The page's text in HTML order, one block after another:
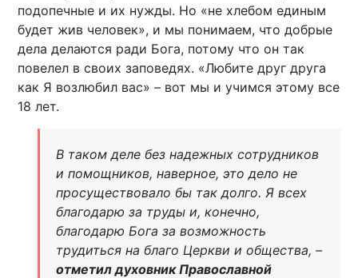
подопечные и их нужды. Но «не хлебом единым
будет жив человек», и мы понимаем, что добрые
дела делаются ради Бога, потому что он так
повелел в своих заповедях. «Любите друг друга
как Я возлюбил вас» – вот мы и учимся этому все
18 лет.
В таком деле без надежных сотрудников
и помощников, наверное, это дело не
просуществовало бы так долго. Я всех
благодарю за труды и, конечно,
благодарю Бога за возможность
трудиться на благо Церкви и общества, –
отметил духовник Православной